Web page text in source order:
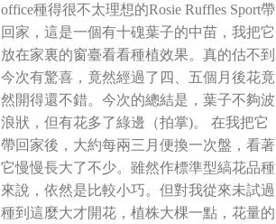
office種得很不太理想的Rosie Ruffles Sport帶
回家，這是一個有十磈葉子的中苗，我把它
放在家裏的窗臺看看種植效果。真的估不到
今次有驚喜，竟然經過了四、五個月後花竟
然開得還不錯。今次的總結是，葉子不夠波
浪狀，但有花多了綠邊（拍掌)。 在我把它
帶回家後，大約每兩三月便換一次盤，看著
它慢慢長大了不少。雖然作標準型縞花品種
來說，依然是比較小巧。但對我從來未試過
種到這麼大才開花，植株大棵一點，花量的